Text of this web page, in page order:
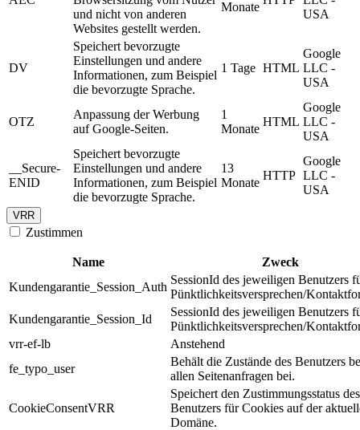
und nicht von anderen
Websites gestellt werden.
Monate
USA
DV
Speichert bevorzugte
Einstellungen und andere
Informationen, zum Beispiel
die bevorzugte Sprache.
1 Tage HTML
Google
LLC -
USA
OTZ
Anpassung der Werbung
auf Google-Seiten.
1
Monate
HTML
Google
LLC -
USA
__Secure-
ENID
Speichert bevorzugte
Einstellungen und andere
Informationen, zum Beispiel
die bevorzugte Sprache.
13
Monate
HTTP
Google
LLC -
USA
VRR
Zustimmen
Name
Zweck
Kundengarantie_Session_Auth
SessionId des jeweiligen Benutzers
Pünktlichkeitsversprechen/
Kundengarantie_Session_Id
SessionId des jeweiligen Benutzers
Pünktlichkeitsversprechen/
vrr-ef-lb
Anstehend
fe_typo_user
Behält die Zustände des Benutzers
allen Seitenanfragen bei.
CookieConsentVRR
Speichert den Zustimmungsstatus des
Benutzers für Cookies auf der
Domäne.